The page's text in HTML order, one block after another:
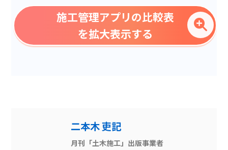
写真台帳
施工管理アプリの比較表
を拡大表示する
二本木 吏記
月刊「土木施工」出版事業者